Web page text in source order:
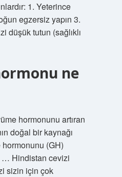
1. Yeterince
egzersiz yapın 3.
düşük tutun (sağlıklı
ne
hormonunu artıran
doğal bir kaynağı
(GH)
… Hindistan cevizi
sizin için çok